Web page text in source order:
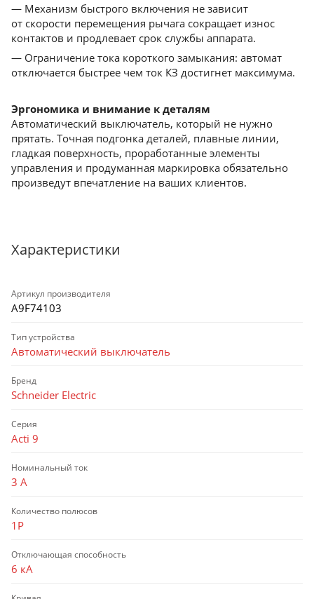
— Механизм быстрого включения не зависит
от скорости перемещения рычага сокращает износ
контактов и продлевает срок службы аппарата.
— Ограничение тока короткого замыкания: автомат
отключается быстрее чем ток КЗ достигнет максимума.
Эргономика и внимание к деталям
Автоматический выключатель, который не нужно
прятать. Точная подгонка деталей, плавные линии,
гладкая поверхность, проработанные элементы
управления и продуманная маркировка обязательно
произведут впечатление на ваших клиентов.
Характеристики
Артикул производителя
A9F74103
Тип устройства
Автоматический выключатель
Бренд
Schneider Electric
Серия
Acti 9
Номинальный ток
3 А
Количество полюсов
1P
Отключающая способность
6 кА